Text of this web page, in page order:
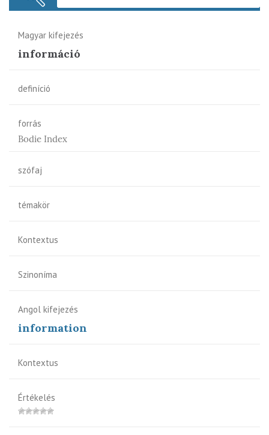
Magyar kifejezés
információ
definíció
forrás
Bodie Index
szófaj
témakör
Kontextus
Szinoníma
Angol kifejezés
information
Kontextus
Értékelés